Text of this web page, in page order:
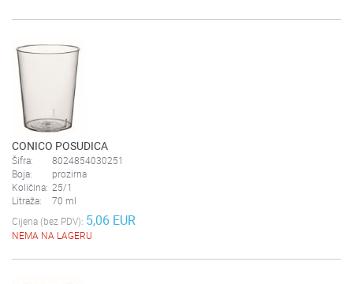
CONICO POSUDICA
Šifra:
8024854030251
Boja:
prozirna
Količina: 25/1
Litraža:
70 ml
Cijena (bez PDV): 5,06 EUR
NEMA NA LAGERU